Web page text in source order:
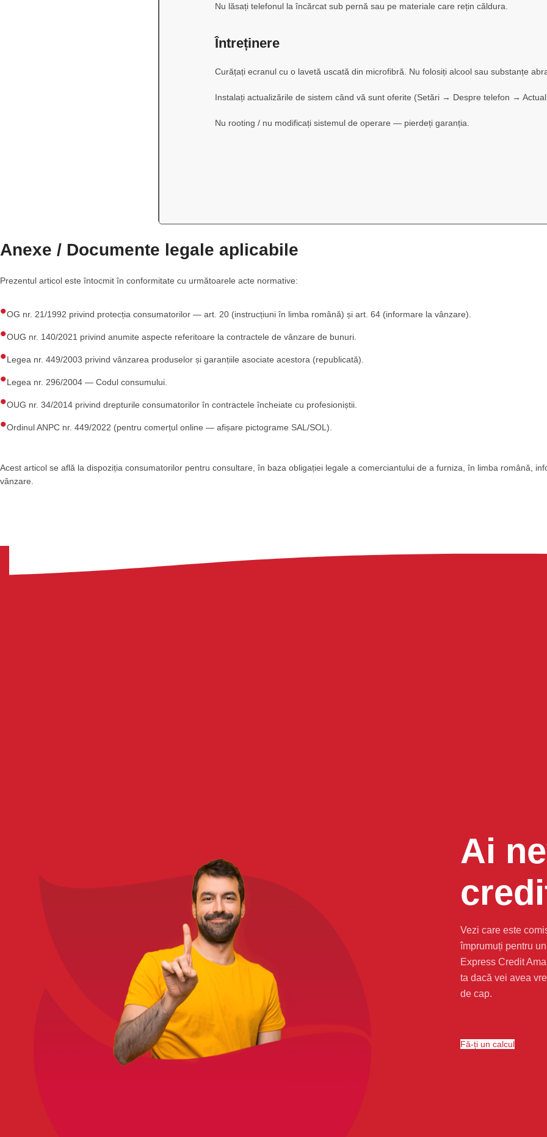
Nu lăsați telefonul la încărcat sub pernă sau pe materiale care rețin căldura.
Întreținere
Curățați ecranul cu o lavetă uscată din microfibră. Nu folosiți alcool sau substanțe
Instalați actualizările de sistem când vă sunt oferite (Setări → Despre telefon →
Nu rooting / nu modificați sistemul de operare — pierdeți garanția.
Anexe / Documente legale aplicabile
Prezentul articol este întocmit în conformitate cu următoarele acte normative:
OG nr. 21/1992 privind protecția consumatorilor — art. 20 (instrucțiuni în limba română) și art. 64 (informare la vânzare).
OUG nr. 140/2021 privind anumite aspecte referitoare la contractele de vânzare de bunuri.
Legea nr. 449/2003 privind vânzarea produselor și garanțiile asociate acestora (republicată).
Legea nr. 296/2004 — Codul consumului.
OUG nr. 34/2014 privind drepturile consumatorilor în contractele încheiate cu profesioniștii.
Ordinul ANPC nr. 449/2022 (pentru comerțul online — afișare pictograme SAL/SOL).
Acest articol se află la dispoziția consumatorilor pentru consultare, în baza obligației legale a comerciantului de a furniza, în limba română,
vânzare.
Ai
Vezi care este
împrumuți pentru
Express Credit
ta dacă vei avea
de cap.
Fă-ți un calcul